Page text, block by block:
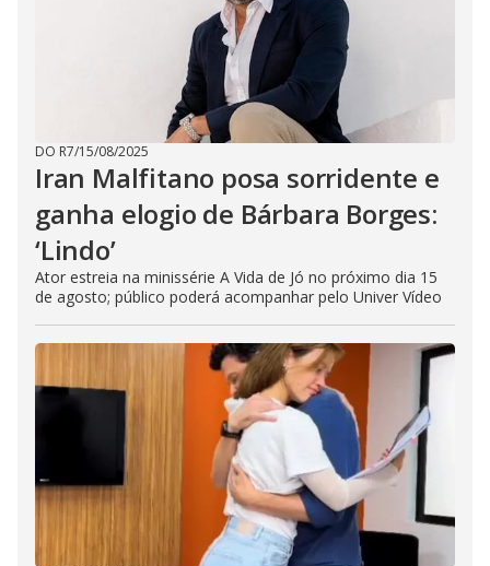
DO R7/15/08/2025
Iran Malfitano posa sorridente e
ganha elogio de Bárbara Borges:
‘Lindo’
Ator estreia na minissérie A Vida de Jó no próximo dia 15
de agosto; público poderá acompanhar pelo Univer Vídeo